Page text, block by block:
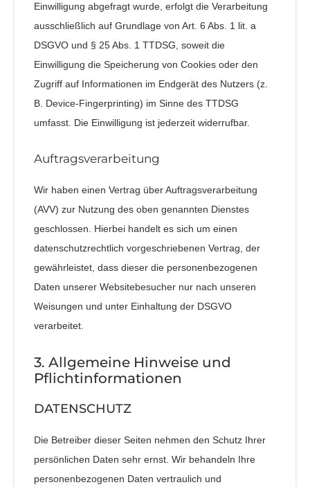
Einwilligung abgefragt wurde, erfolgt die Verarbeitung
ausschließlich auf Grundlage von Art. 6 Abs. 1 lit. a
DSGVO und § 25 Abs. 1 TTDSG, soweit die
Einwilligung die Speicherung von Cookies oder den
Zugriff auf Informationen im Endgerät des Nutzers (z.
B. Device-Fingerprinting) im Sinne des TTDSG
umfasst. Die Einwilligung ist jederzeit widerrufbar.
Auftragsverarbeitung
Wir haben einen Vertrag über Auftragsverarbeitung
(AVV) zur Nutzung des oben genannten Dienstes
geschlossen. Hierbei handelt es sich um einen
datenschutzrechtlich vorgeschriebenen Vertrag, der
gewährleistet, dass dieser die personenbezogenen
Daten unserer Websitebesucher nur nach unseren
Weisungen und unter Einhaltung der DSGVO
verarbeitet.
3. Allgemeine Hinweise und
Pflicht­informationen
DATENSCHUTZ
Die Betreiber dieser Seiten nehmen den Schutz Ihrer
persönlichen Daten sehr ernst. Wir behandeln Ihre
personenbezogenen Daten vertraulich und